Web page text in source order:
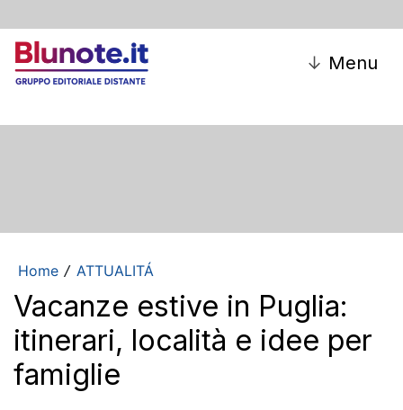
↓ Menu
Home / ATTUALITÁ
Vacanze estive in Puglia:
itinerari, località e idee per
famiglie